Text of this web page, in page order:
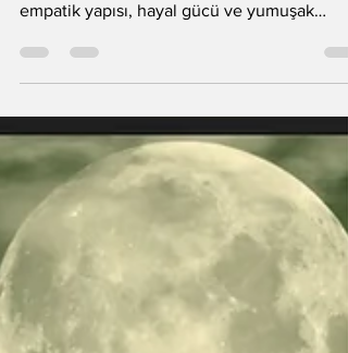
Ay Burcu Balık kadını, yüksek sezgisi,
potansiyeline sahiptir. Okul öncesi
öğretmenliği, müzik ve resim öğretmenliği,
çocuk gelişimi uzmanlığı ve kreş çalışanlığı
gibi hem şefkat hem yaratıcılık gerektiren
alanlarda doğal bir uyum gösterir.
ebe, sağlık personelliği, sosyal hizmet
çalışanlığı, danışm